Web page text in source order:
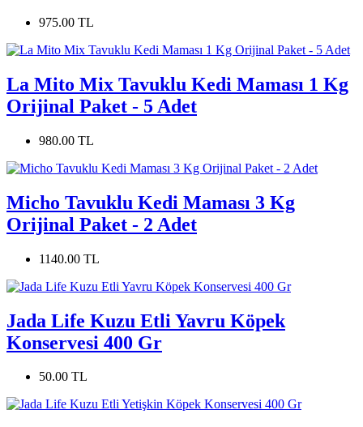
975.00 TL
La Mito Mix Tavuklu Kedi Maması 1 Kg
Orijinal Paket - 5 Adet
980.00 TL
Micho Tavuklu Kedi Maması 3 Kg
Orijinal Paket - 2 Adet
1140.00 TL
Jada Life Kuzu Etli Yavru Köpek
Konservesi 400 Gr
50.00 TL